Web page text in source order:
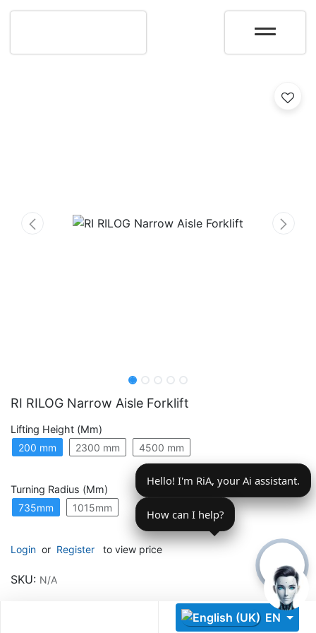
EN
RI RILOG Narrow Aisle Forklift
Lifting Height (mm)
200 mm
2300 mm 4500 mm
Turning Radius (mm)
735mm
1015mm
Login or Register to view price
SKU: N/A
Descoperă RiA Ecosystem
Platformă integrată pentru managementul flotei de roboți
Monitorizare în timp real și analiză date
Conectează roboți, software și servicii într-o singură
soluție
Scalabil de la 1 robot la zeci de unități
Află mai mult
Hello! I'm RiA, your Ai assistant.
How can I help?